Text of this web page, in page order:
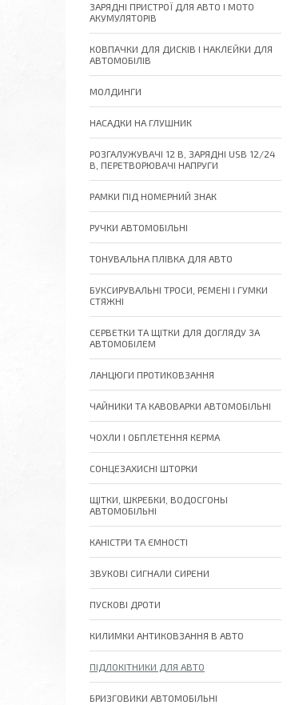
ЗАРЯДНІ ПРИСТРОЇ ДЛЯ АВТО І МОТО
АКУМУЛЯТОРІВ
КОВПАЧКИ ДЛЯ ДИСКІВ І НАКЛЕЙКИ ДЛЯ
АВТОМОБІЛІВ
МОЛДИНГИ
НАСАДКИ НА ГЛУШНИК
РОЗГАЛУЖУВАЧІ 12 В, ЗАРЯДНІ USB 12/24
В, ПЕРЕТВОРЮВАЧІ НАПРУГИ
РАМКИ ПІД НОМЕРНИЙ ЗНАК
РУЧКИ АВТОМОБІЛЬНІ
ТОНУВАЛЬНА ПЛІВКА ДЛЯ АВТО
БУКСИРУВАЛЬНІ ТРОСИ, РЕМЕНІ І ГУМКИ
СТЯЖНІ
СЕРВЕТКИ ТА ЩІТКИ ДЛЯ ДОГЛЯДУ ЗА
АВТОМОБІЛЕМ
ЛАНЦЮГИ ПРОТИКОВЗАННЯ
ЧАЙНИКИ ТА КАВОВАРКИ АВТОМОБІЛЬНІ
ЧОХЛИ І ОБПЛЕТЕННЯ КЕРМА
СОНЦЕЗАХИСНІ ШТОРКИ
ЩІТКИ, ШКРЕБКИ, ВОДОСГОНЫ
АВТОМОБІЛЬНІ
КАНІСТРИ ТА ЄМНОСТІ
ЗВУКОВІ СИГНАЛИ СИРЕНИ
ПУСКОВІ ДРОТИ
КИЛИМКИ АНТИКОВЗАННЯ В АВТО
ПІДЛОКІТНИКИ ДЛЯ АВТО
БРИЗГОВИКИ АВТОМОБІЛЬНІ